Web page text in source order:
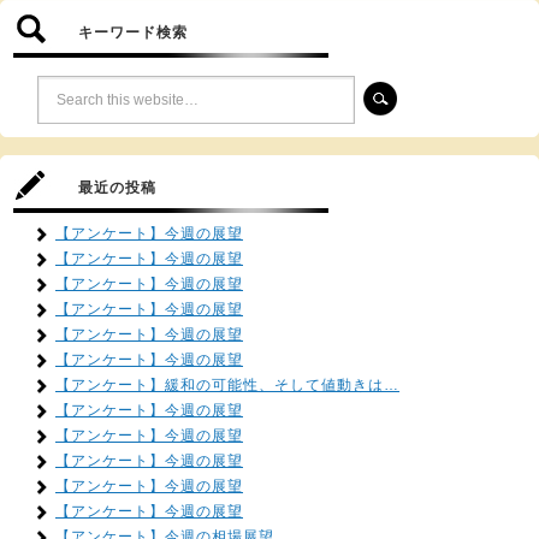
キーワード検索
最近の投稿
【アンケート】今週の展望
【アンケート】今週の展望
【アンケート】今週の展望
【アンケート】今週の展望
【アンケート】今週の展望
【アンケート】今週の展望
【アンケート】緩和の可能性、そして値動きは…
【アンケート】今週の展望
【アンケート】今週の展望
【アンケート】今週の展望
【アンケート】今週の展望
【アンケート】今週の展望